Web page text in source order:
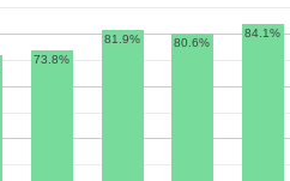
73.8%
81.9% 80.6%
84.1%